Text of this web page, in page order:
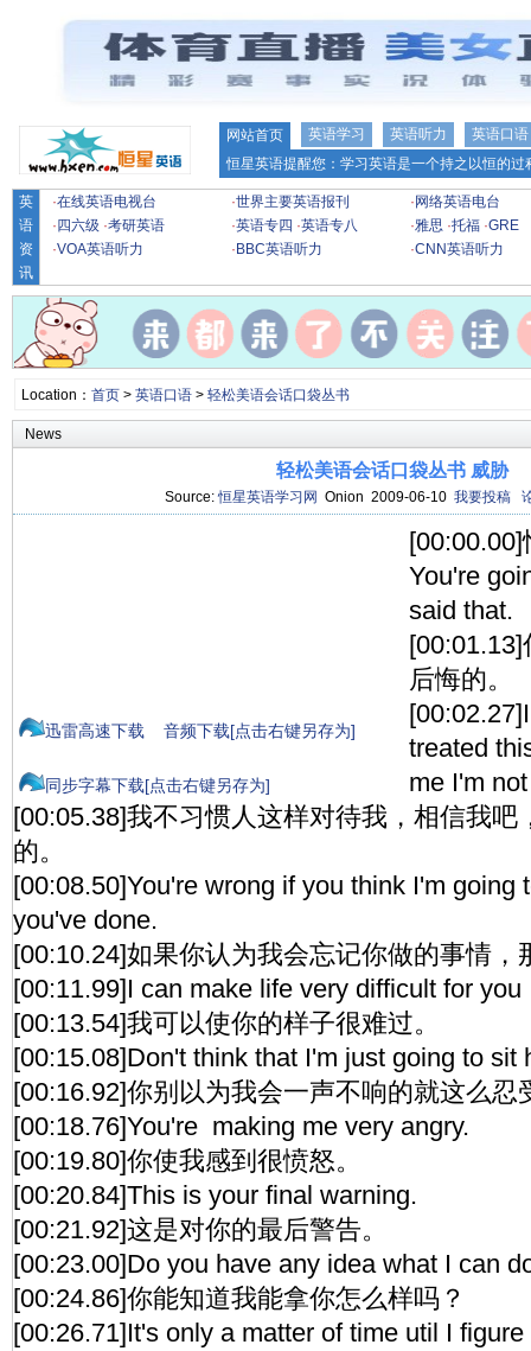
网站首页 英语学习 英语听力
英语口语
恒星英语提醒您：学习英语是一个持之以恒的
英
语
资
讯
·在线英语电视台 ·世界主要英语报刊 · 网络英语电台
· 四六级 ·考研英语 ·英语专四 ·英语专八 ·雅思 ·托福 ·GRE
·VOA英语听力 · BBC英语听力 ·CNN英语听力
Location： 首页> 英语口语> 轻松美语会话口袋丛书
News
轻松美语会话口袋丛书 威胁
Source:恒星英语学习网 Onion 2009-06-10 我要投稿
迅雷高速下载 音频下载[点击右键另存为]
同步字幕下载[点击右键另存为]
[00:00.00]
You're
said that.
后悔的。
treated
me I'm
[00:05.38]我不习惯人这样对待我，相信我吧
的。
[00:08.50]You're wrong if you think I'm going
you've done.
[00:10.24]如果你认为我会忘记你做的事情，
[00:11.99]I can make life very difficult for you
[00:13.54]我可以使你的样子很难过。
[00:15.08]Don't think that I'm just going to sit
[00:16.92]你别以为我会一声不响的就这么忍
[00:18.76]You're making me very angry.
[00:19.80]你使我感到很愤怒。
[00:20.84]This is your final warning.
[00:21.92]这是对你的最后警告。
[00:23.00]Do you have any idea what I can
[00:24.86]你能知道我能拿你怎么样吗？
[00:26.71]It's only a matter of time util I